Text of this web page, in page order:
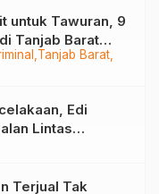
Tanjab Barat
untuk Tawuran, 9
Tanjab Barat
Edi
Lintas
2028
Terjual Tak